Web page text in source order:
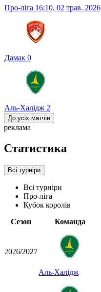
Про-ліга 16:10, 02 трав. 2026
Дамак 0
Аль-Халідж 2
До усіх матчів
реклама
Статистика
Всі турніри
Всі турніри
Про-ліга
Кубок королів
Сезон
Команда
2026/2027
Аль-Халідж